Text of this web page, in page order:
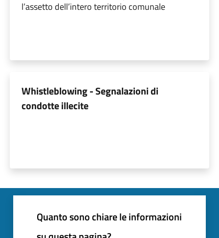
l’assetto dell’intero territorio comunale
Whistleblowing - Segnalazioni di
condotte illecite
Quanto sono chiare le informazioni